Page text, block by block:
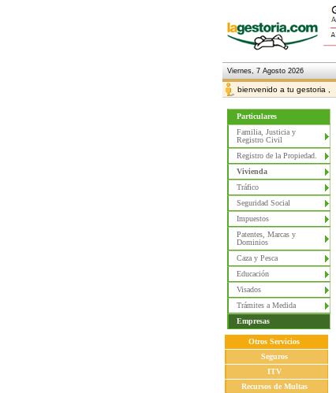
Viernes, 7 Agosto 2026
bienvenido a tu gestoria ,
Particulares
Familia, Justicia y
Registro Civil
Registro de la Propiedad.
Vivienda
Tráfico
Seguridad Social
Impuestos
Patentes, Marcas y
Dominios
Caza y Pesca
Educación
Visados
Trámites a Medida
Empresas
Otros Servicios
Seguros
ITV
Recursos de Multas